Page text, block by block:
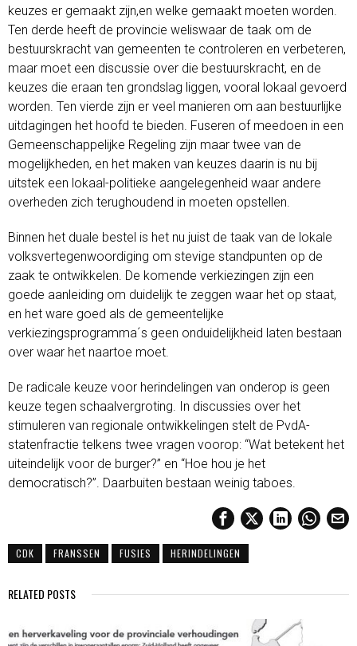
keuzes er gemaakt zijn,en welke gemaakt moeten worden.
Ten derde heeft de provincie weliswaar de taak om de
bestuurskracht van gemeenten te controleren en verbeteren,
maar moet een discussie over die bestuurskracht, en de
keuzes die eraan ten grondslag liggen, vooral lokaal gevoerd
worden. Ten vierde zijn er veel manieren om aan bestuurlijke
uitdagingen het hoofd te bieden. Fuseren of meedoen in een
Gemeenschappelijke Regeling zijn maar twee van de
mogelijkheden, en het maken van keuzes daarin is nu bij
uitstek een lokaal-politieke aangelegenheid waar andere
overheden zich terughoudend in moeten opstellen.
Binnen het duale bestel is het nu juist de taak van de lokale
volksvertegenwoordiging om stevige standpunten op de
zaak te ontwikkelen. De komende verkiezingen zijn een
goede aanleiding om duidelijk te zeggen waar het op staat,
en het ware goed als de gemeentelijke
verkiezingsprogramma´s geen onduidelijkheid laten bestaan
over waar het naartoe moet.
De radicale keuze voor herindelingen van onderop is geen
keuze tegen schaalvergroting. In discussies over het
stimuleren van regionale ontwikkelingen stelt de PvdA-
statenfractie telkens twee vragen voorop: “Wat betekent het
uiteindelijk voor de burger?” en “Hoe hou je het
democratisch?”. Daarbuiten bestaan weinig taboes.
CDK FRANSSEN FUSIES HERINDELINGEN
RELATED POSTS